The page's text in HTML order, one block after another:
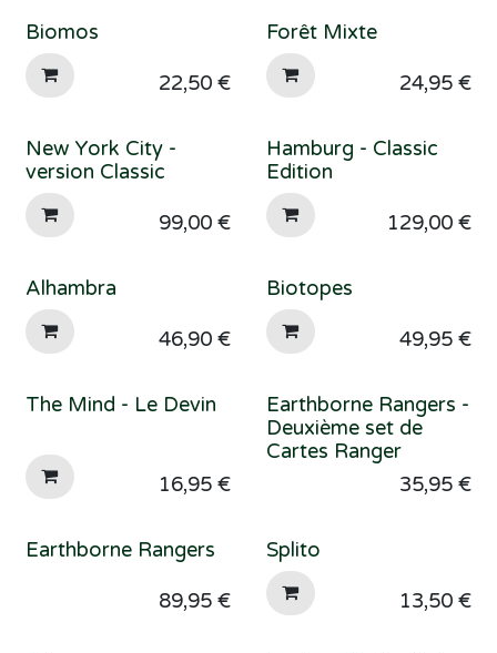
Biomos
22,50€
Forêt Mixte
24,95€
New York City -
version Classic
99,00€
Hamburg - Classic
Edition
129,00€
Alhambra
46,90€
Biotopes
49,95€
The Mind - Le Devin
16,95€
Earthborne Rangers -
Deuxième set de
Cartes Ranger
35,95€
Earthborne Rangers
89,95€
Splito
13,50€